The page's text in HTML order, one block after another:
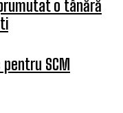
o tânără
SCM